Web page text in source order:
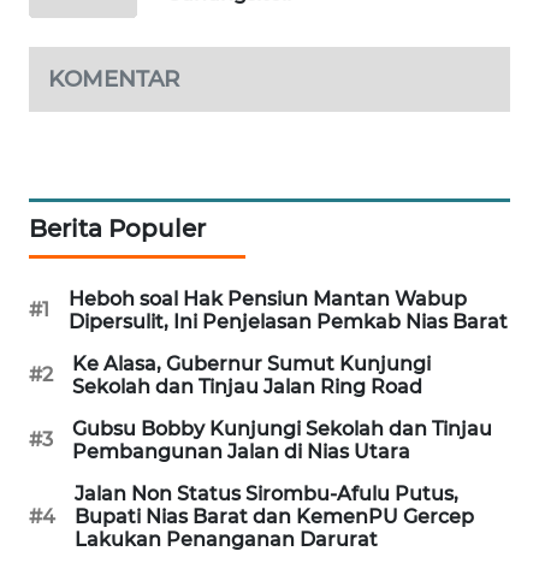
KOMENTAR
Berita Populer
#1
Heboh soal Hak Pensiun Mantan Wabup
Dipersulit, Ini Penjelasan Pemkab Nias Barat
#2
Ke Alasa, Gubernur Sumut Kunjungi
Sekolah dan Tinjau Jalan Ring Road
#3
Gubsu Bobby Kunjungi Sekolah dan Tinjau
Pembangunan Jalan di Nias Utara
#4
Jalan Non Status Sirombu-Afulu Putus,
Bupati Nias Barat dan KemenPU Gercep
Lakukan Penanganan Darurat
KONSUMEN
FORWAMKI
NEWS
SITUNGIR
NEWS
SIDIKALANG
SIBARAGAS